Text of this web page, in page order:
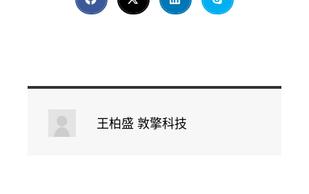
王柏盛 敦擎科技